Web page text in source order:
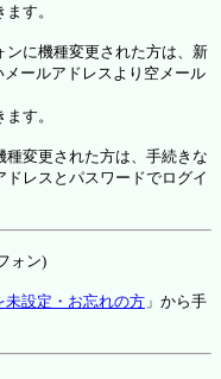
す。
に機種変更された方は、新
メールアドレスより空メール
す。
変更された方は、手続きな
レスとパスワードでログイ
ォン)
未設定・お忘れの方 」から手